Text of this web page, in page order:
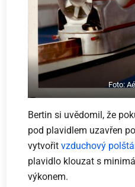
Foto:
Bertin si uvědomil, že
pod plavidlem uzavřen
vytvořitvzduchový
plavidlo klouzat s
výkonem.